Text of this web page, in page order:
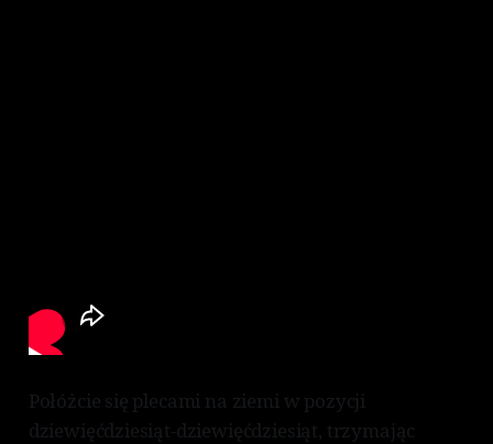
Połóżcie się plecami na ziemi w pozycji
dziewięćdziesiąt-dziewięćdziesiąt, trzymając